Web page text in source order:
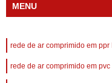
MENU
rede de ar comprimido em ppr
rede de ar comprimido em